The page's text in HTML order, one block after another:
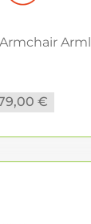
€